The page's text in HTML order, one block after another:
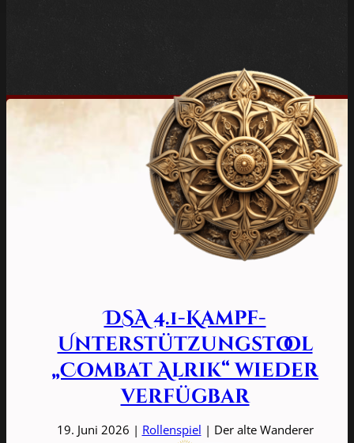
DSA 4.1-Kampf-
Unterstützungstool
„Combat Alrik“ wieder
verfügbar
19. Juni 2026 | Rollenspiel | Der alte Wanderer